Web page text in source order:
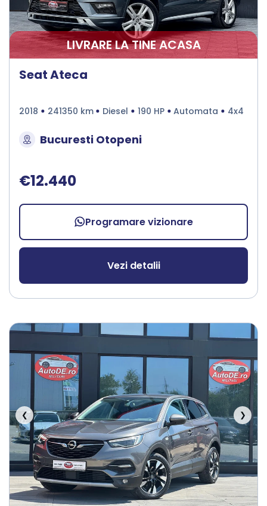
LIVRARE LA TINE ACASA
Seat Ateca
2018 241350 km Diesel 190 HP Automata 4x4
Bucuresti Otopeni
€12.440
Programare vizionare
Vezi detalii
❮ ❯